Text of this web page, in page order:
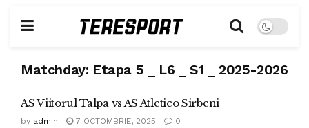
Matchday: Etapa 5 _ L6 _ S1 _ 2025-2026
AS Viitorul Talpa vs AS Atletico Sirbeni
by admin 7 OCTOMBRIE, 2025 0